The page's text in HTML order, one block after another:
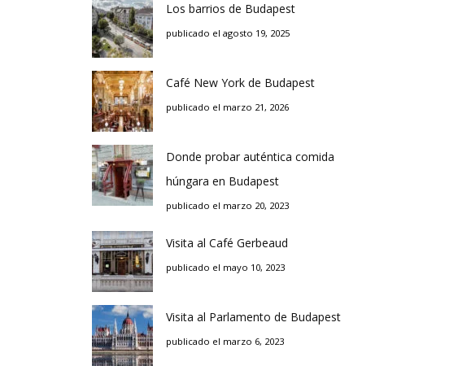
Los barrios de Budapest
publicado el agosto 19, 2025
Café New York de Budapest
publicado el marzo 21, 2026
Donde probar auténtica comida
húngara en Budapest
publicado el marzo 20, 2023
Visita al Café Gerbeaud
publicado el mayo 10, 2023
Visita al Parlamento de Budapest
publicado el marzo 6, 2023